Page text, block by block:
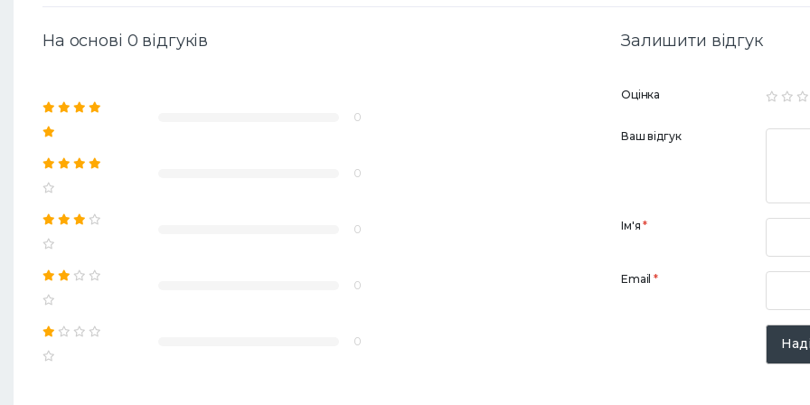
На основі 0 відгуків
0
0
0
0
0
Залишити відгук
Оцінка
Ваш відгук
Ім'я*
Email*